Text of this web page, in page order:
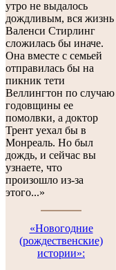
утро не выдалось
дождливым, вся жизнь
Валенси Стирлинг
сложилась бы иначе.
Она вместе с семьей
отправилась бы на
пикник тети
Веллингтон по случаю
годовщины ее
помолвки, а доктор
Трент уехал бы в
Монреаль. Но был
дождь, и сейчас вы
узнаете, что
произошло из-за
этого...»
«Новогодниe
(рождественские)
истории»: